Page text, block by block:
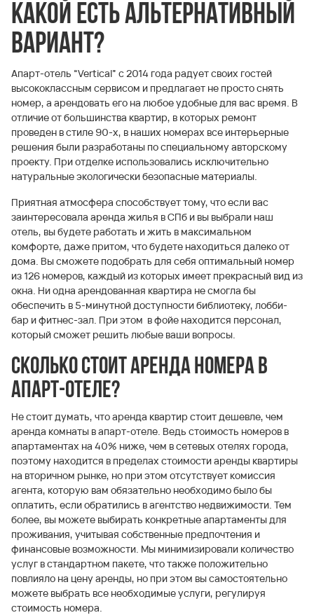
Какой есть альтернативный
вариант?
Апарт-отель “Vertical” с 2014 года радует своих гостей
высококлассным сервисом и предлагает не просто снять
номер, а арендовать его на любое удобные для вас время. В
отличие от большинства квартир, в которых ремонт
проведен в стиле 90-х, в наших номерах все интерьерные
решения были разработаны по специальному авторскому
проекту. При отделке использовались исключительно
натуральные экологически безопасные материалы.
Приятная атмосфера способствует тому, что если вас
заинтересовала аренда жилья в СПб и вы выбрали наш
отель, вы будете работать и жить в максимальном
комфорте, даже притом, что будете находиться далеко от
дома. Вы сможете подобрать для себя оптимальный номер
из 126 номеров, каждый из которых имеет прекрасный вид из
окна. Ни одна арендованная квартира не смогла бы
обеспечить в 5-минутной доступности библиотеку, лобби-
бар и фитнес-зал. При этом в фойе находится персонал,
который сможет решить любые ваши вопросы.
Сколько стоит аренда номера в
апарт-отеле?
Не стоит думать, что аренда квартир стоит дешевле, чем
аренда комнаты в апарт-отеле. Ведь стоимость номеров в
апартаментах на 40% ниже, чем в сетевых отелях города,
поэтому находится в пределах стоимости аренды квартиры
на вторичном рынке, но при этом отсутствует комиссия
агента, которую вам обязательно необходимо было бы
оплатить, если обратились в агентство недвижимости. Тем
более, вы можете выбирать конкретные апартаменты для
проживания, учитывая собственные предпочтения и
финансовые возможности. Мы минимизировали количество
услуг в стандартном пакете, что также положительно
повлияло на цену аренды, но при этом вы самостоятельно
можете выбрать все необходимые услуги, регулируя
стоимость номера.